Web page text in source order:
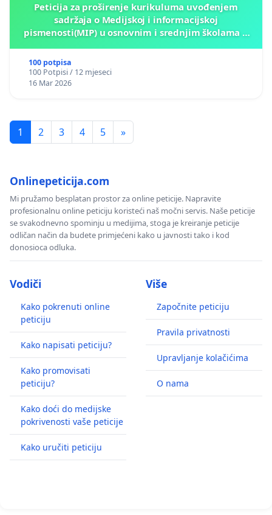
Peticija za proširenje kurikuluma uvođenjem
sadržaja o Medijskoj i informacijskoj
pismenosti(MIP) u osnovnim i srednjim školama u
100 potpisa
100 Potpisi / 12 mjeseci
16 Mar 2026
1 2 3 4 5 »
Onlinepeticija.com
Mi pružamo besplatan prostor za online peticije. Napravite
profesionalnu online peticiju koristeći naš močni servis. Naše peticije
se svakodnevno spominju u medijima, stoga je kreiranje peticije
odličan način da budete primjećeni kako u javnosti tako i kod
donosioca odluka.
Vodiči
Kako pokrenuti online
peticiju
Kako napisati peticiju?
Kako promovisati
peticiju?
Kako doći do medijske
pokrivenosti vaše peticije
Kako uručiti peticiju
Više
Započnite peticiju
Pravila privatnosti
Upravljanje kolačićima
O nama